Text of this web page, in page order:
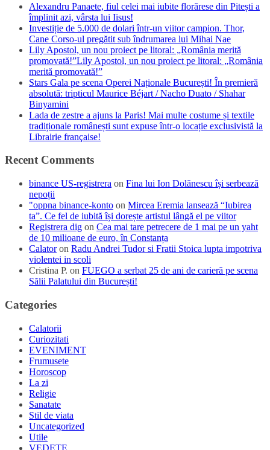
Alexandru Panaete, fiul celei mai iubite florărese din Pitești a
împlinit azi, vârsta lui Iisus!
Investiție de 5.000 de dolari într-un viitor campion. Thor,
Cane Corso-ul pregătit sub îndrumarea lui Mihai Nae
Lily Apostol, un nou proiect pe litoral: „România merită
promovată!”Lily Apostol, un nou proiect pe litoral: „România
merită promovată!”
Stars Gala pe scena Operei Naționale București! În premieră
absolută: tripticul Maurice Béjart / Nacho Duato / Shahar
Binyamini
Lada de zestre a ajuns la Paris! Mai multe costume și textile
tradiționale românești sunt expuse într-o locație exclusivistă la
Librairie française!
Recent Comments
binance US-registrera on Fina lui Ion Dolănescu își serbează
nepoții
"oppna binance-konto on Mircea Eremia lansează “Iubirea
ta”. Ce fel de iubită își dorește artistul lângă el pe viitor
Registrera dig on Cea mai tare petrecere de 1 mai pe un yaht
de 10 milioane de euro, în Constanța
Calatoron Radu Andrei Tudor si Fratii Stoica lupta impotriva
violentei in scoli
Cristina P. on FUEGO a serbat 25 de ani de carieră pe scena
Sălii Palatului din București!
Categories
Calatorii
Curiozitati
EVENIMENT
Frumusete
Horoscop
La zi
Religie
Sanatate
Stil de viata
Uncategorized
Utile
VEDETE